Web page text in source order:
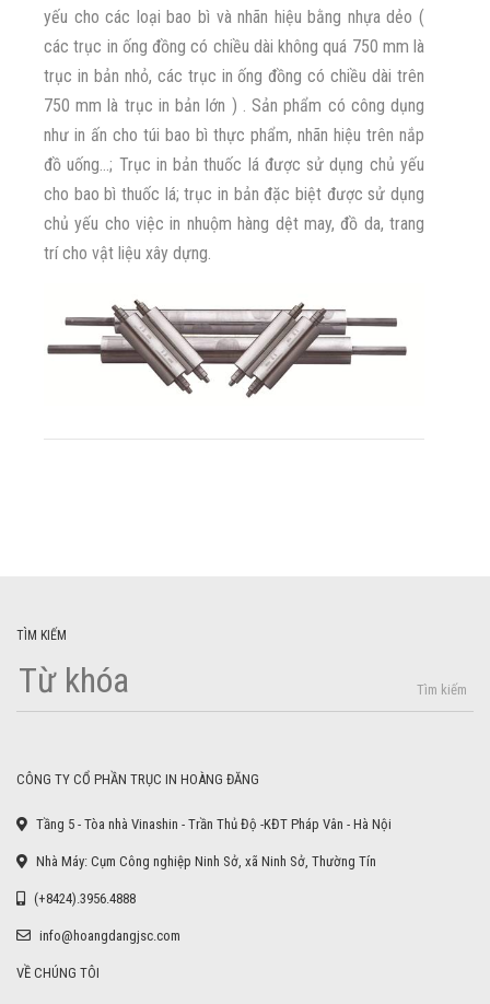
yếu cho các loại bao bì và nhãn hiệu bằng nhựa dẻo (
các trục in ống đồng có chiều dài không quá 750 mm là
trục in bản nhỏ, các trục in ống đồng có chiều dài trên
750 mm là trục in bản lớn ) . Sản phẩm có công dụng
như in ấn cho túi bao bì thực phẩm, nhãn hiệu trên nắp
đồ uống…; Trục in bản thuốc lá được sử dụng chủ yếu
cho bao bì thuốc lá; trục in bản đặc biệt được sử dụng
chủ yếu cho việc in nhuộm hàng dệt may, đồ da, trang
trí cho vật liệu xây dựng.
TÌM KIẾM
Tìm kiếm
CÔNG TY CỔ PHẦN TRỤC IN HOÀNG ĐĂNG
Tầng 5 - Tòa nhà Vinashin - Trần Thủ Độ -KĐT Pháp Vân - Hà Nội
Nhà Máy: Cụm Công nghiệp Ninh Sở, xã Ninh Sở, Thường Tín
(+8424).3956.4888
info@hoangdangjsc.com
VỀ CHÚNG TÔI